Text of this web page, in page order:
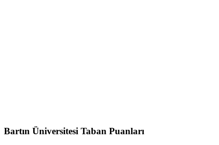
Bartın Üniversitesi Taban Puanları